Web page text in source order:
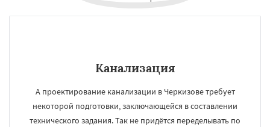
Канализация
А проектирование канализации в Черкизове требует
некоторой подготовки, заключающейся в составлении
технического задания. Так не придётся переделывать по